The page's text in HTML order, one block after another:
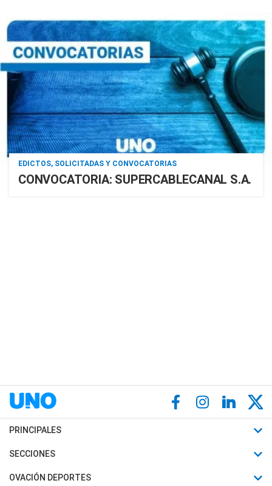
EDICTOS, SOLICITADAS Y CONVOCATORIAS
CONVOCATORIA: SUPERCABLECANAL S.A.
PRINCIPALES
Últimas Noticias
Política
SECCIONES
Horóscopo
OVACIÓN DEPORTES